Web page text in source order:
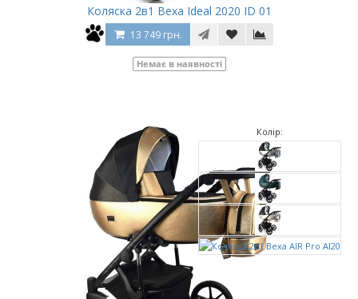
Коляска 2в1 Bexa Ideal 2020 ID 01
13 749 грн.
Немає в наявності
Колір: